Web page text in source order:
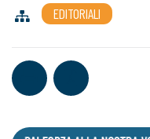
EDITORIALI